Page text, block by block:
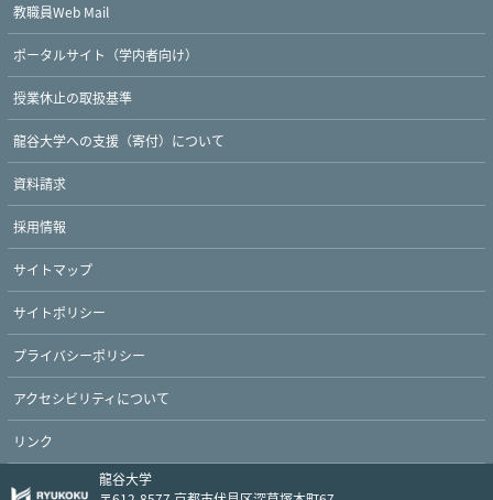
Twitter FacebookYouTube
教職員Web Mail
ポータルサイト（学内者向け）
授業休止の取扱基準
龍谷大学への支援（寄付）について
資料請求
採用情報
サイトマップ
サイトポリシー
プライバシーポリシー
アクセシビリティについて
リンク
龍谷大学